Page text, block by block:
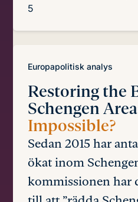
5
Europapolitisk analys
Restoring the
Schengen
Impossible?
Sedan 2015 har
ökat inom
kommissionen har